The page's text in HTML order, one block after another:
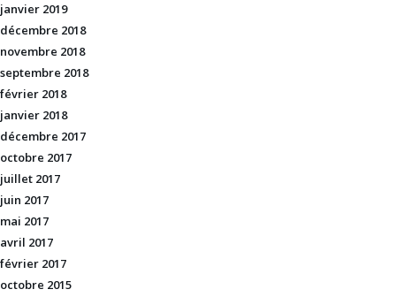
janvier 2019
décembre 2018
novembre 2018
septembre 2018
février 2018
janvier 2018
décembre 2017
octobre 2017
juillet 2017
juin 2017
mai 2017
avril 2017
février 2017
octobre 2015